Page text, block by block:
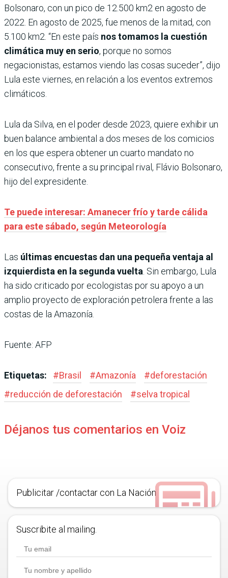
Bolsonaro, con un pico de 12.500 km2 en agosto de
2022. En agosto de 2025, fue menos de la mitad, con
5.100 km2. “En este país nos tomamos la cuestión
climática muy en serio, porque no somos
negacionistas, estamos viendo las cosas suceder”, dijo
Lula este viernes, en relación a los eventos extremos
climáticos.
Lula da Silva, en el poder desde 2023, quiere exhibir un
buen balance ambiental a dos meses de los comicios
en los que espera obtener un cuarto mandato no
consecutivo, frente a su principal rival, Flávio Bolsonaro,
hijo del expresidente.
Te puede interesar: Amanecer frío y tarde cálida
para este sábado, según Meteorología
Las últimas encuestas dan una pequeña ventaja al
izquierdista en la segunda vuelta . Sin embargo, Lula
ha sido criticado por ecologistas por su apoyo a un
amplio proyecto de exploración petrolera frente a las
costas de la Amazonía.
Fuente: AFP
Etiquetas: #Brasil #Amazonía #deforestación
#reducción de deforestación #selva tropical
Déjanos tus comentarios en Voiz
Publicitar /contactar con La Nación
Suscribite al mailing.